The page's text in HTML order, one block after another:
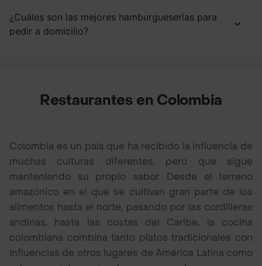
¿Cuáles son las mejores hamburgueserías para
pedir a domicilio?
Restaurantes en Colombia
Colombia es un país que ha recibido la influencia de
muchas culturas diferentes, pero que sigue
manteniendo su propio sabor. Desde el terreno
amazónico en el que se cultivan gran parte de los
alimentos hasta el norte, pasando por las cordilleras
andinas, hasta las costas del Caribe, la cocina
colombiana combina tanto platos tradicionales con
influencias de otros lugares de América Latina como